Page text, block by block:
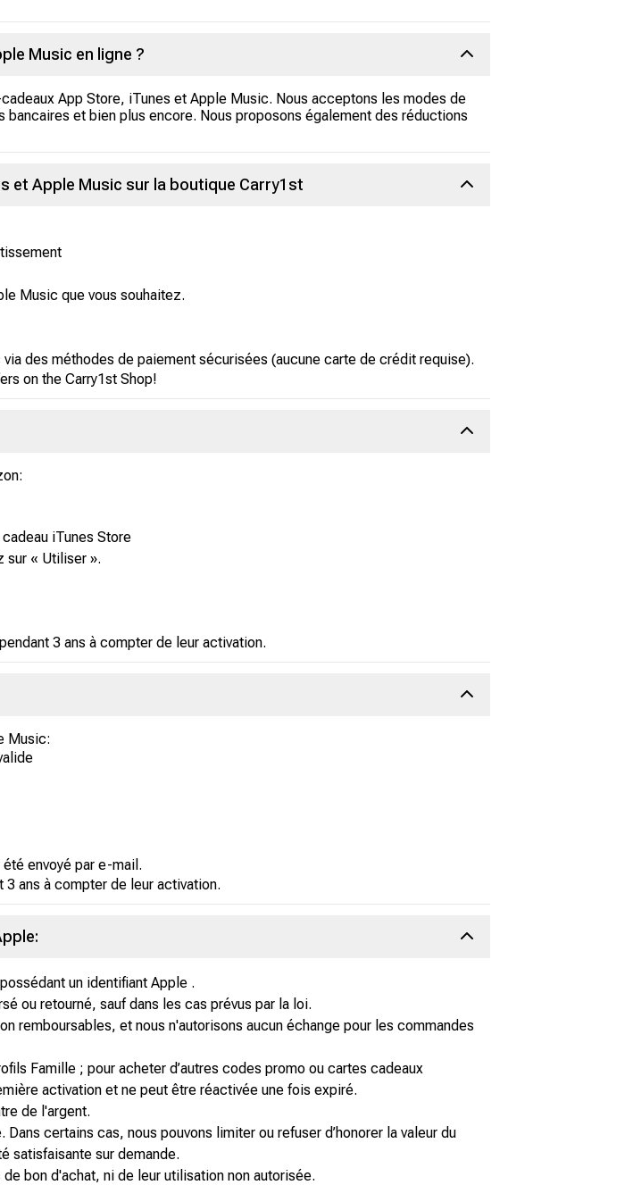
Music en ligne ?
App Store, iTunes et Apple Music. Nous acceptons les modes de
et bien plus encore. Nous proposons également des réductions
et Apple Music sur la boutique Carry1st
Music que vous souhaitez.
des méthodes de paiement sécurisées (aucune carte de crédit requise).
on the Carry1st Shop!
iTunes Store
sur « Utiliser ».
3 ans à compter de leur activation.
Music:
envoyé par e-mail.
ans à compter de leur activation.
un identifiant Apple .
ou retourné, sauf dans les cas prévus par la loi.
remboursables, et nous n'autorisons aucun échange pour les commandes
Famille ; pour acheter d’autres codes promo ou cartes cadeaux
activation et ne peut être réactivée une fois expiré.
de l'argent.
certains cas, nous pouvons limiter ou refuser d’honorer la valeur du
satisfaisante sur demande.
bon d'achat, ni de leur utilisation non autorisée.